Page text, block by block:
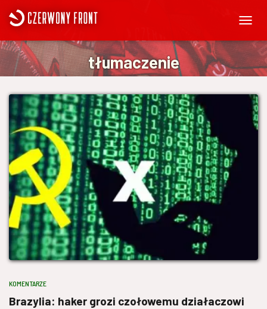
tłumaczenie
KOMENTARZE
Brazylia: haker grozi czołowemu działaczowi